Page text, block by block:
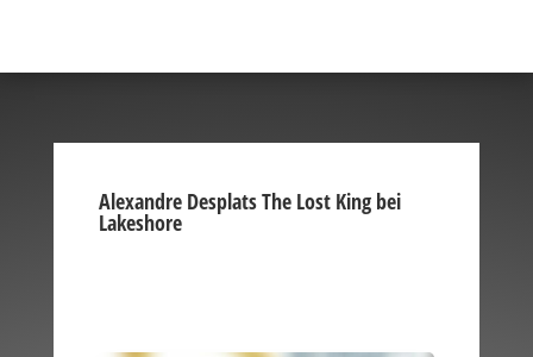
Alexandre Desplats The Lost King bei
Lakeshore